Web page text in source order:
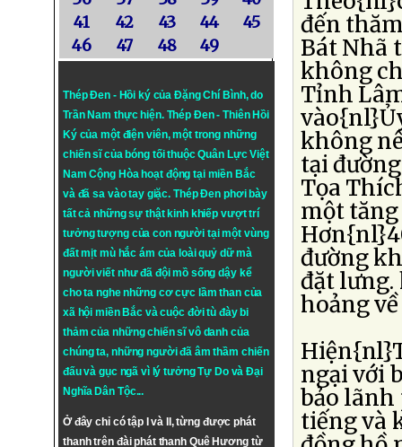
41
42 43 44
45
46
47 48 49
Thép Đen - Hồi ký của Đặng Chí Bình, do
Trần Nam thực hiện. Thép Đen- Thiên Hồi
Ký của một điện viên, một trong những
chiến sĩ của bóng tối thuộc Quân Lực Việt
Nam Cộng Hòa hoạt động tại miền Bắc
và đã sa vào tay giặc. Thép Đen phơi bày
tất cả những sự thật kinh khiếp vượt trí
tưởng tượng của con người tại một vùng
đất mịt mù hắc ám của loài quỷ dữ mà
người viết như đã đội mồ sống dậy kể
cho ta nghe những cơ cực lầm than của
xã hội miền Bắc và cuộc đời tù đày bi
thảm của những chiến sĩ vô danh của
chúng ta, những người đã âm thầm chiến
đấu và gục ngã vì lý tưởngTự DovàĐại
Nghĩa Dân Tộc...
Ở đây chỉ có tập I và II, từng được phát
thanh trên đài phát thanh Quê Hương từ
đến
Bát Nhã
không
Tỉnh
không
tại
Tọa
một
đường
đặt lưng.
hoảng
ngại với
bảo lãnh
tiếng và